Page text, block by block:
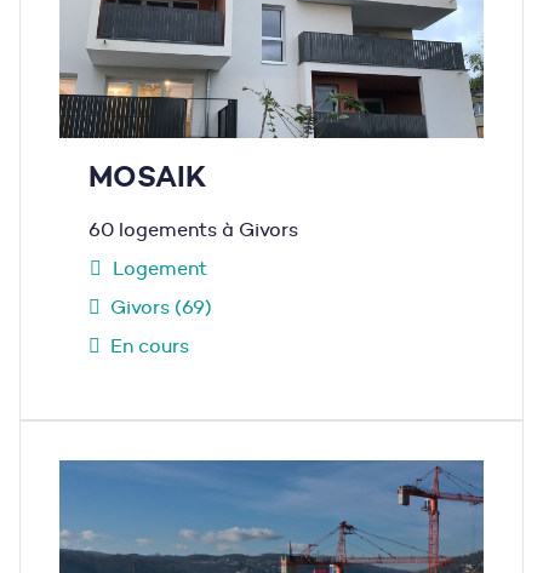
MOSAIK
60 logements à Givors
Logement
Givors (69)
En cours